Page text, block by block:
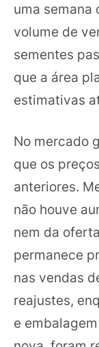
uma semana
volume de
sementes
que a área
estimativas
No mercado
que os
anteriores.
não houve
nem da
permanece
nas vendas
reajustes,
e